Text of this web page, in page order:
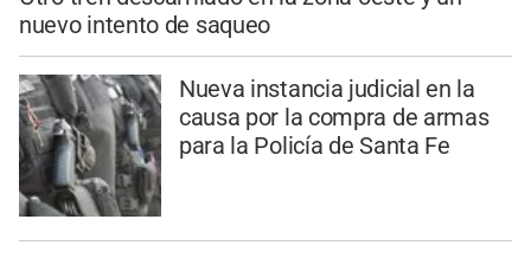
nuevo intento de saqueo
Nueva instancia judicial en la
causa por la compra de armas
para la Policía de Santa Fe